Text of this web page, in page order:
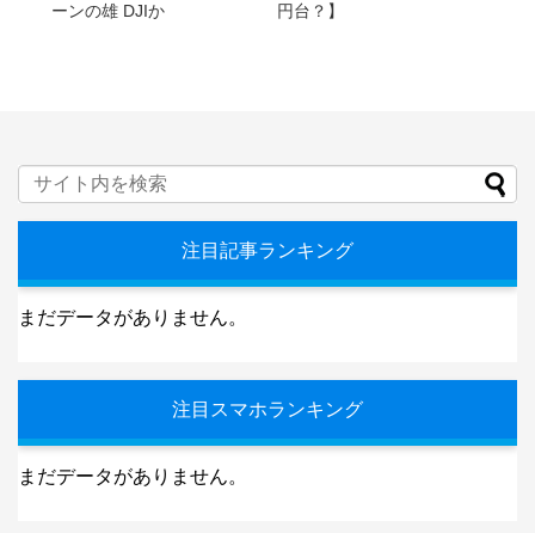
ーンの雄 DJIか
円台？】
注目記事ランキング
まだデータがありません。
注目スマホランキング
まだデータがありません。